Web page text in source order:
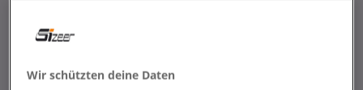
Wir schützten deine Daten